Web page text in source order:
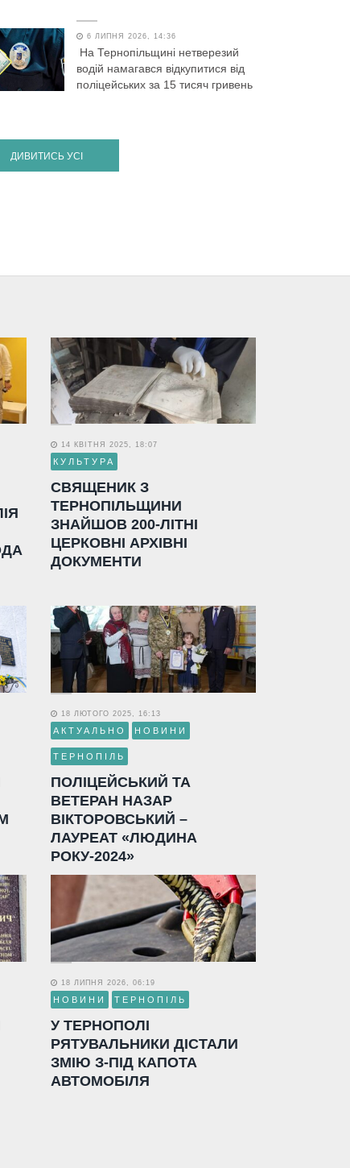
6 ЛИПНЯ 2026, 14:36
На Тернопільщині нетверезий
водій намагався відкупитися від
поліцейських за 15 тисяч гривень
ДИВИТИСЬ УСІ
14 КВІТНЯ 2025, 18:07
КУЛЬТУРА
СВЯЩЕНИК З
ТЕРНОПІЛЬЩИНИ
ЗНАЙШОВ 200-ЛІТНІ
ЦЕРКОВНІ АРХІВНІ
ДОКУМЕНТИ
18 ЛЮТОГО 2025, 16:13
АКТУАЛЬНО НОВИНИ
ТЕРНОПІЛЬ
ПОЛІЦЕЙСЬКИЙ ТА
ВЕТЕРАН НАЗАР
ВІКТОРОВСЬКИЙ –
ЛАУРЕАТ «ЛЮДИНА
РОКУ-2024»
18 ЛИПНЯ 2026, 06:19
НОВИНИ ТЕРНОПІЛЬ
У ТЕРНОПОЛІ
РЯТУВАЛЬНИКИ ДІСТАЛИ
ЗМІЮ З-ПІД КАПОТА
АВТОМОБІЛЯ